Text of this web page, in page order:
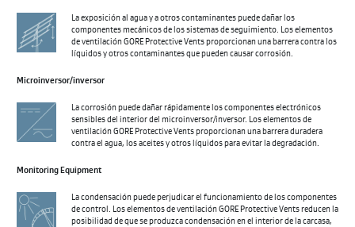
La exposición al agua y a otros contaminantes puede dañar los
componentes mecánicos de los sistemas de seguimiento. Los elementos
de ventilación GORE Protective Vents proporcionan una barrera contra los
líquidos y otros contaminantes que pueden causar corrosión.
Microinversor/inversor
La corrosión puede dañar rápidamente los componentes electrónicos
sensibles del interior del microinversor/inversor. Los elementos de
ventilación GORE Protective Vents proporcionan una barrera duradera
contra el agua, los aceites y otros líquidos para evitar la degradación.
Monitoring Equipment
La condensación puede perjudicar el funcionamiento de los componentes
de control. Los elementos de ventilación GORE Protective Vents reducen la
posibilidad de que se produzca condensación en el interior de la carcasa,